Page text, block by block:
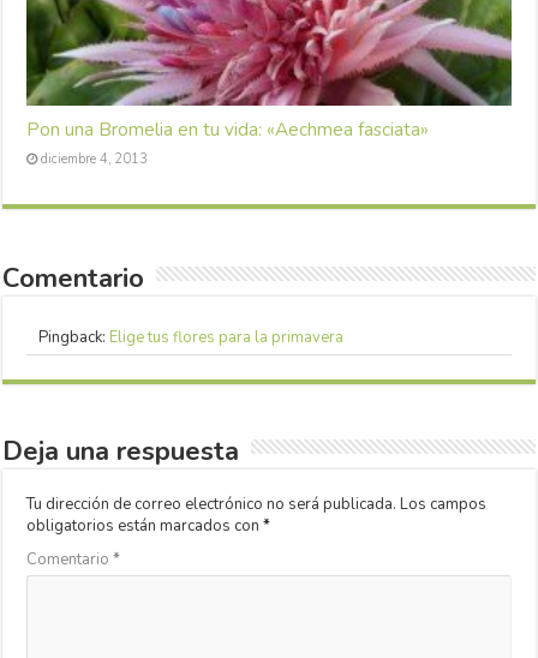
Pon una Bromelia en tu vida: «Aechmea fasciata»
diciembre 4, 2013
Comentario
Pingback: Elige tus flores para la primavera
Deja una respuesta
Tu dirección de correo electrónico no será publicada. Los campos
obligatorios están marcados con*
Comentario*